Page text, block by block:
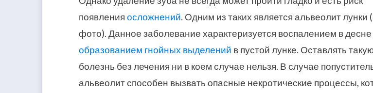
появления осложнений. Одним из таких является альвеолит лунки
фото). Данное заболевание характеризуется воспалением в десне
образованием гнойных выделений в пустой лунке. Оставлять
болезнь без лечения ни в коем случае нельзя. В случае
альвеолит способен вызвать опасные некротические процессы,